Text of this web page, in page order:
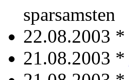
sparsamsten
22.08.2003 *
21.08.2003 *